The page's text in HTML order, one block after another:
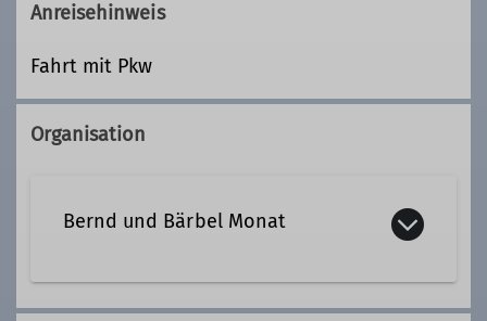
Anreisehinweis
Fahrt mit Pkw
Organisation
Bernd und Bärbel Monat
09187 7064285